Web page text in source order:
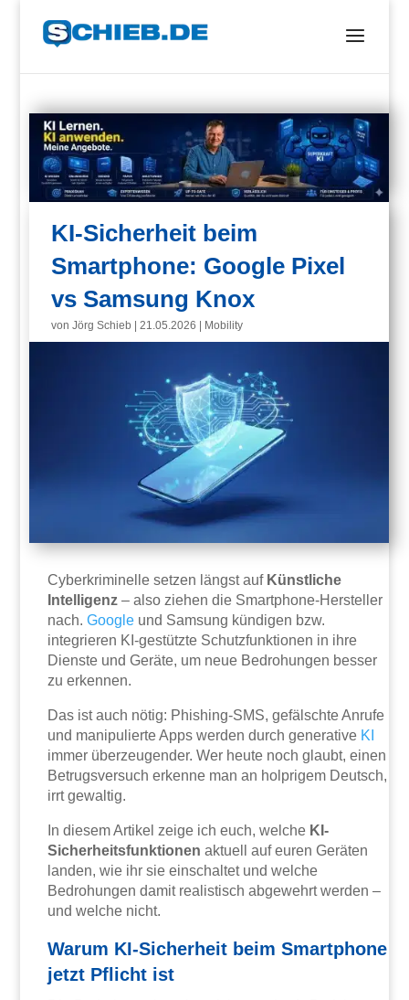
KI-Sicherheit beim
Smartphone: Google Pixel
vs Samsung Knox
vonJörg Schieb |21.05.2026 Mobility
Cyberkriminelle setzen längst auf Künstliche
Intelligenz – also ziehen die Smartphone-Hersteller
nach.Google und Samsung kündigen bzw.
integrieren KI-gestützte Schutzfunktionen in ihre
Dienste und Geräte, um neue Bedrohungen besser
zu erkennen.
Das ist auch nötig: Phishing-SMS, gefälschte Anrufe
und manipulierte Apps werden durch generative KI
immer überzeugender. Wer heute noch glaubt, einen
Betrugsversuch erkenne man an holprigem Deutsch,
irrt gewaltig.
In diesem Artikel zeige ich euch, welche KI-
Sicherheitsfunktionen aktuell auf euren Geräten
landen, wie ihr sie einschaltet und welche
Bedrohungen damit realistisch abgewehrt werden –
und welche nicht.
Warum KI-Sicherheit beim Smartphone
jetzt Pflicht ist